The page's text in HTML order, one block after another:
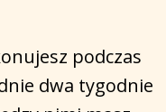
podczas
dwa tygodnie